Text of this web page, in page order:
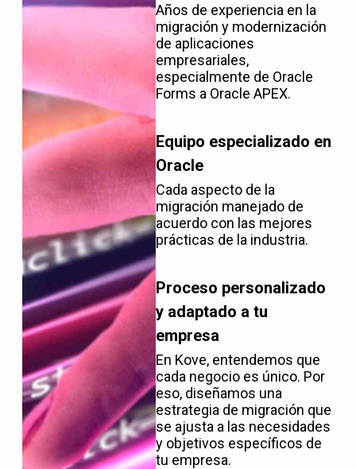
Años de experiencia en la
migración y modernización
de aplicaciones
empresariales,
especialmente de Oracle
Forms a Oracle APEX.
Equipo especializado en
Oracle
Cada aspecto de la
migración manejado de
acuerdo con las mejores
prácticas de la industria.
Proceso personalizado
y adaptado a tu
empresa
En Kove, entendemos que
cada negocio es único. Por
eso, diseñamos una
estrategia de migración que
se ajusta a las necesidades
y objetivos específicos de
tu empresa.